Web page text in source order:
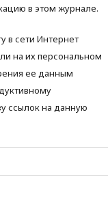
в этом журнале.
в сети Интернет
на их персональном
ее данным
ссылок на данную